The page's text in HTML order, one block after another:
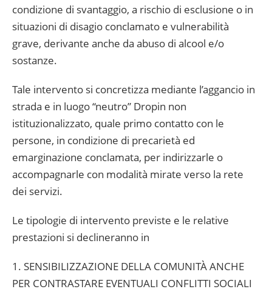
condizione di svantaggio, a rischio di esclusione o in
situazioni di disagio conclamato e vulnerabilità
grave, derivante anche da abuso di alcool e/o
sostanze.
Tale intervento si concretizza mediante l’aggancio in
strada e in luogo “neutro” Dropin non
istituzionalizzato, quale primo contatto con le
persone, in condizione di precarietà ed
emarginazione conclamata, per indirizzarle o
accompagnarle con modalità mirate verso la rete
dei servizi.
Le tipologie di intervento previste e le relative
prestazioni si declineranno in
1. SENSIBILIZZAZIONE DELLA COMUNITÀ ANCHE
PER CONTRASTARE EVENTUALI CONFLITTI SOCIALI